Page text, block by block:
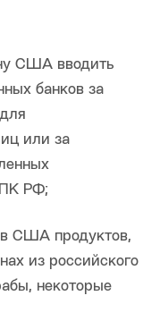
США вводить
банков за
или за
РФ;
в США продуктов,
из российского
некоторые